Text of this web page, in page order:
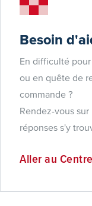
Besoin
En difficulté
ou en quête de
commande ?
Rendez-vous
réponses s'y
Aller au